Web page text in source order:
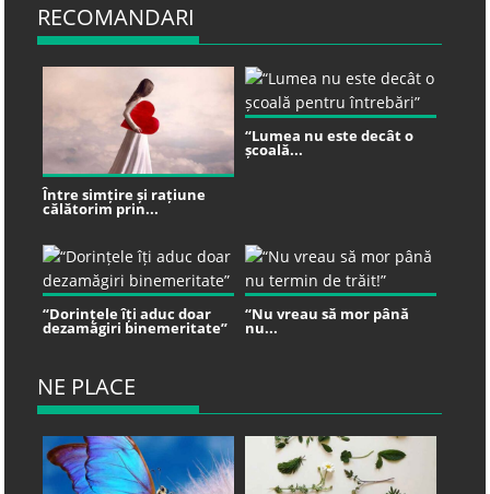
RECOMANDARI
Între simțire și rațiune
călătorim prin...
“Lumea nu este decât o
școală...
“Dorințele îți aduc doar
dezamăgiri binemeritate”
“Nu vreau să mor până
nu...
NE PLACE